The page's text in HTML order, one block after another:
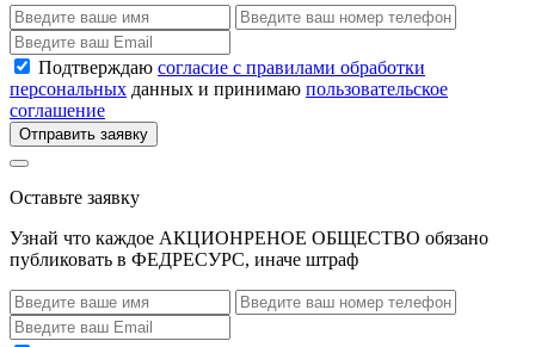
Подтверждаю согласие с правилами обработки
персональных данных и принимаю пользовательское
соглашение
Отправить заявку
Оставьте заявку
Узнай что каждое АКЦИОНРЕНОЕ ОБЩЕСТВО обязано
публиковать в ФЕДРЕСУРС, иначе штраф